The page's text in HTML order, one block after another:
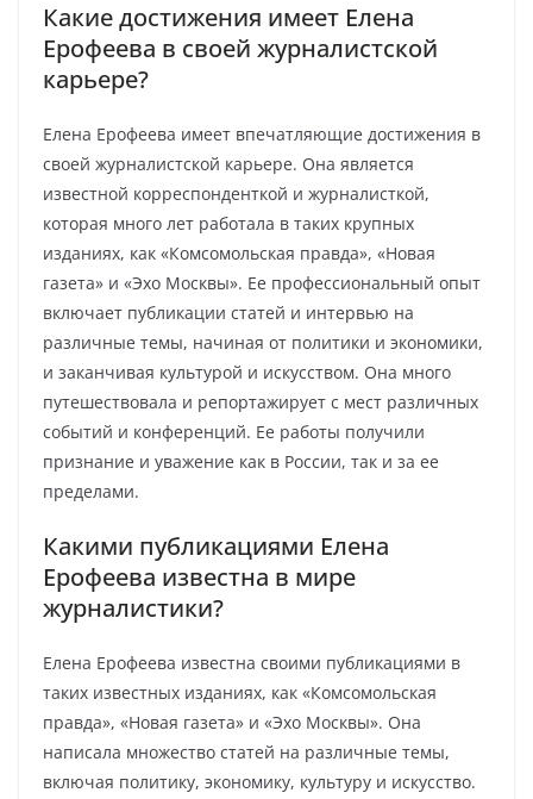
Какие достижения имеет Елена
Ерофеева в своей журналистской
карьере?
Елена Ерофеева имеет впечатляющие достижения в
своей журналистской карьере. Она является
известной корреспонденткой и журналисткой,
которая много лет работала в таких крупных
изданиях, как «Комсомольская правда», «Новая
газета» и «Эхо Москвы». Ее профессиональный опыт
включает публикации статей и интервью на
различные темы, начиная от политики и экономики,
и заканчивая культурой и искусством. Она много
путешествовала и репортажирует с мест различных
событий и конференций. Ее работы получили
признание и уважение как в России, так и за ее
пределами.
Какими публикациями Елена
Ерофеева известна в мире
журналистики?
Елена Ерофеева известна своими публикациями в
таких известных изданиях, как «Комсомольская
правда», «Новая газета» и «Эхо Москвы». Она
написала множество статей на различные темы,
включая политику, экономику, культуру и искусство.